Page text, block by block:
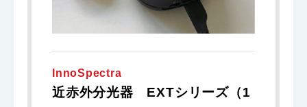
InnoSpectra
近赤外分光器 EXTシリーズ（1